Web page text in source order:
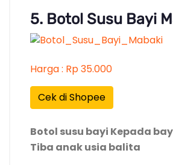
5. Botol Susu Bayi
Harga : Rp 35.000
Cek di Shopee
Botol susu bayi Kepada
Tiba anak usia balita